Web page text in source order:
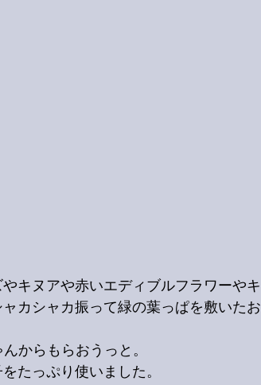
キヌアや赤いエディブルフラワーやキ
カシャカ振って緑の葉っぱを敷いたお
からもらおうっと。
たっぷり使いました。